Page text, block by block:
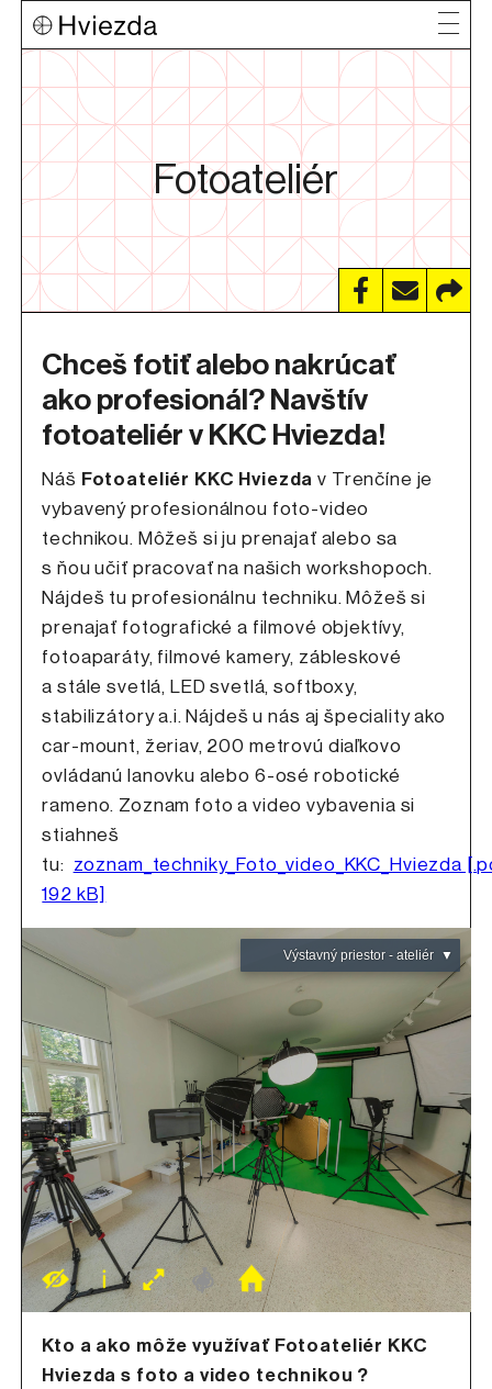
Fotoateliér
Chceš fotiť alebo nakrúcať
ako profesionál? Navštív
fotoateliér v KKC Hviezda!
Náš Fotoateliér KKC Hviezda v Trenčíne je
vybavený profesionálnou foto-video
technikou. Môžeš si ju prenajať alebo sa
s ňou učiť pracovať na našich workshopoch.
Nájdeš tu profesionálnu techniku. Môžeš si
prenajať fotografické a filmové objektívy,
fotoaparáty, filmové kamery, zábleskové
a stále svetlá, LED svetlá, softboxy,
stabilizátory a.i. Nájdeš u nás aj špeciality ako
car-mount, žeriav, 200 metrovú diaľkovo
ovládanú lanovku alebo 6-osé robotické
rameno. Zoznam foto a video vybavenia si
stiahneš
tu: zoznam_techniky_Foto_video_KKC_Hviezda
192 kB]
Kto a ako môže využívať Fotoateliér KKC
Hviezda s foto a video technikou ?